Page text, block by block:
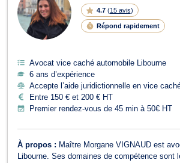
4.7 (15 avis)
Répond rapidement
Avocat vice caché automobile Libourne
6 ans d’expérience
Accepte l’aide juridictionnelle en vice
Entre 150 € et 200 € HT
Premier rendez-vous de 45 min à 50€ HT
À propos : Maître Morgane VIGNAUD est
Libourne. Ses domaines de compétence sont